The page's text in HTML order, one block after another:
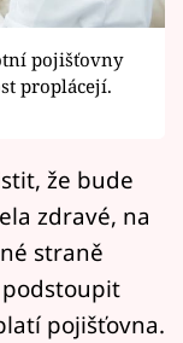
pojišťovny
proplácejí.
že bude
zdravé, na
straně
pojišťovna.